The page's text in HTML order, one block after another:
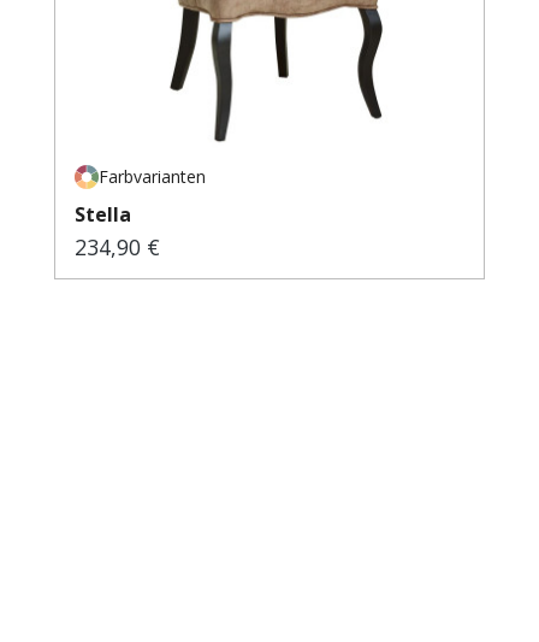
Farbvarianten
Stella
Regulärer Preis:
234,90 €